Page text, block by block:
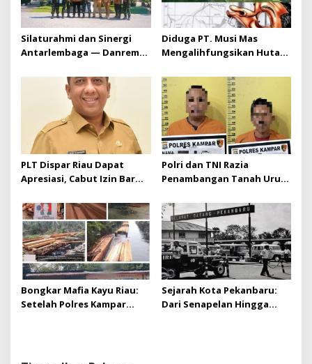
Silaturahmi dan Sinergi
Antarlembaga — Danrem
Kejaksaan Negeri Kuansing
Diduga PT. Musi Mas
Mengalihfungsikan Hutan
diduga melebihi batas izin
yang diizinkan
PLT Dispar Riau Dapat
Apresiasi, Cabut Izin Bar
Pro-Rakyat
Polri dan TNI Razia
Penambangan Tanah Urug,
Bongkar Mafia Kayu Riau:
Setelah Polres Kampar
Sejarah Kota Pekanbaru:
Dari Senapelan Hingga